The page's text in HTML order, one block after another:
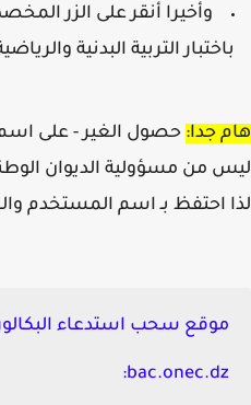
وأخيرا أنقر على الزر
التربية البدنية والرياضية.
جدا:حصول الغير - على اسم
من مسؤولية الديوان الوطني
احتفظ بـ اسم المستخدم
موقع سحب استدعاء البكالوريا
bac.onec.dz: